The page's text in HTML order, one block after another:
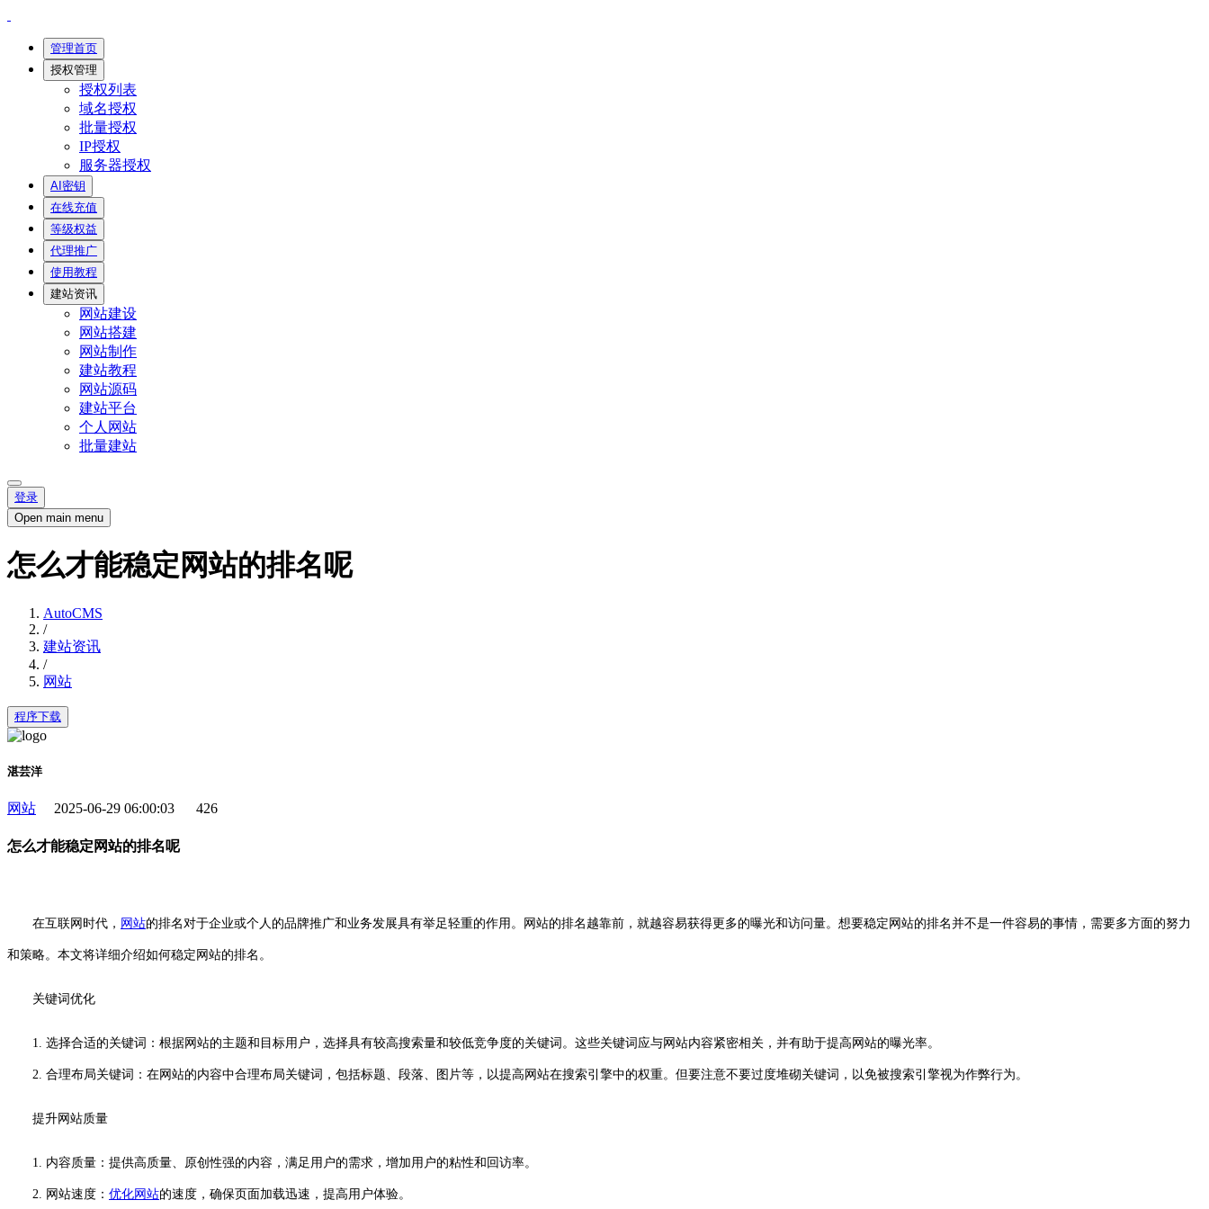
管理首页
授权管理
授权列表
域名授权
批量授权
IP授权
服务器授权
AI密钥
在线充值
等级权益
代理推广
使用教程
建站资讯
网站建设
网站搭建
网站制作
建站教程
网站源码
建站平台
个人网站
批量建站
登录
Open main menu
怎么才能稳定网站的排名呢
AutoCMS
/
建站资讯
/
网站
程序下载
湛芸洋
网站 2025-06-29 06:00:03 426
怎么才能稳定网站的排名呢
在互联网时代， 网站的排名对于企业或个人的品牌推广和业务发展具有举足轻重的作用。网站的排名越靠前，就越容易获得更多的曝光和访问量。想要稳定网站的排名并不是一件容易的事情，需要多方面的努力
和策略。本文将详细介绍如何稳定网站的排名。
关键词优化
1. 选择合适的关键词：根据网站的主题和目标用户，选择具有较高搜索量和较低竞争度的关键词。这些关键词应与网站内容紧密相关，并有助于提高网站的曝光率。
2. 合理布局关键词：在网站的内容中合理布局关键词，包括标题、段落、图片等，以提高网站在搜索引擎中的权重。但要注意不要过度堆砌关键词，以免被搜索引擎视为作弊行为。
提升网站质量
1. 内容质量：提供高质量、原创性强的内容，满足用户的需求，增加用户的粘性和回访率。
2. 网站速度： 优化网站的速度，确保页面加载迅速，提高用户体验。